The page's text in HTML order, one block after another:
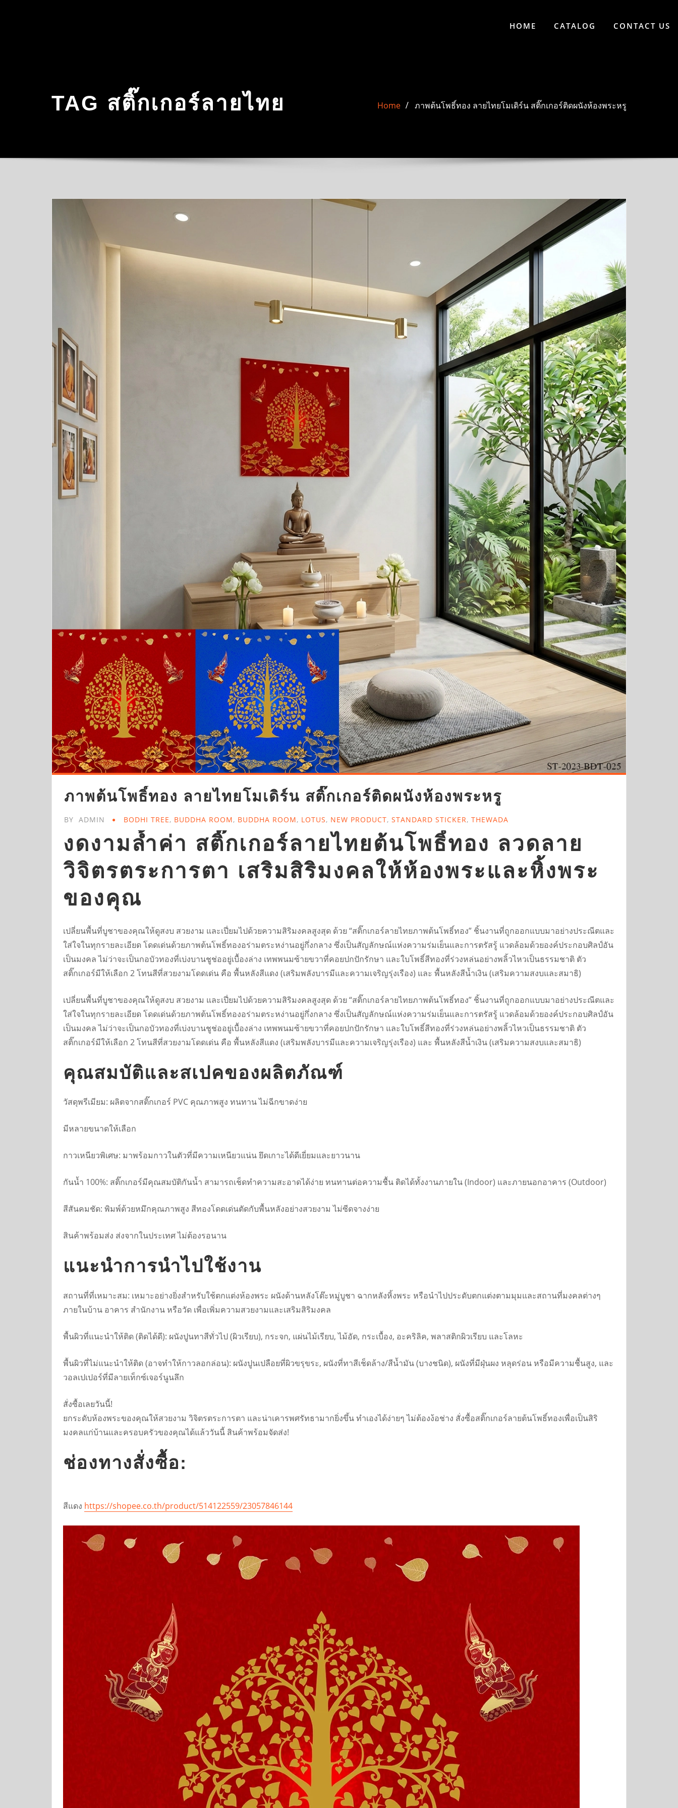
HOME CATALOG CONTACT US
TAG สติ๊กเกอร์ลายไทย Home ภาพต้นโพธิ์ทอง ลายไทยโมเดิร์น สติ๊กเกอร์ติดผนังห้องพระหรู
ภาพต้นโพธิ์ทอง ลายไทยโมเดิร์น สติ๊กเกอร์ติดผนังห้องพระหรู
BY ADMIN BODHI TREE, BUDDHA ROOM, BUDDHA ROOM, LOTUS, NEW PRODUCT,STANDARD STICKER,THEWADA
งดงามล้ำค่า สติ๊กเกอร์ลายไทยต้นโพธิ์ทอง ลวดลาย
วิจิตรตระการตา เสริมสิริมงคลให้ห้องพระและหิ้งพระ
ของคุณ
เปลี่ยนพื้นที่บูชาของคุณให้ดูสงบ สวยงาม และเปี่ยมไปด้วยความสิริมงคลสูงสุด ด้วย “สติ๊กเกอร์ลายไทยภาพต้นโพธิ์ทอง” ชิ้นงานที่ถูกออกแบบมาอย่างประณีตและ
ใส่ใจในทุกรายละเอียด โดดเด่นด้วยภาพต้นโพธิ์ทองอร่ามตระหง่านอยู่กึ่งกลาง ซึ่งเป็นสัญลักษณ์แห่งความร่มเย็นและการตรัสรู้ แวดล้อมด้วยองค์ประกอบศิลป์อัน
เป็นมงคล ไม่ว่าจะเป็นกอบัวทองที่เบ่งบานชูช่ออยู่เบื้องล่าง เทพพนมซ้ายขวาที่คอยปกปักรักษา และใบโพธิ์สีทองที่ร่วงหล่นอย่างพลิ้วไหวเป็นธรรมชาติ ตัว
สติ๊กเกอร์มีให้เลือก 2 โทนสีที่สวยงามโดดเด่น คือ พื้นหลังสีแดง (เสริมพลังบารมีและความเจริญรุ่งเรือง) และ พื้นหลังสีน้ำเงิน (เสริมความสงบและสมาธิ)
เปลี่ยนพื้นที่บูชาของคุณให้ดูสงบ สวยงาม และเปี่ยมไปด้วยความสิริมงคลสูงสุด ด้วย “สติ๊กเกอร์ลายไทยภาพต้นโพธิ์ทอง” ชิ้นงานที่ถูกออกแบบมาอย่างประณีตและ
ใส่ใจในทุกรายละเอียด โดดเด่นด้วยภาพต้นโพธิ์ทองอร่ามตระหง่านอยู่กึ่งกลาง ซึ่งเป็นสัญลักษณ์แห่งความร่มเย็นและการตรัสรู้ แวดล้อมด้วยองค์ประกอบศิลป์อัน
เป็นมงคล ไม่ว่าจะเป็นกอบัวทองที่เบ่งบานชูช่ออยู่เบื้องล่าง เทพพนมซ้ายขวาที่คอยปกปักรักษา และใบโพธิ์สีทองที่ร่วงหล่นอย่างพลิ้วไหวเป็นธรรมชาติ ตัว
สติ๊กเกอร์มีให้เลือก 2 โทนสีที่สวยงามโดดเด่น คือ พื้นหลังสีแดง (เสริมพลังบารมีและความเจริญรุ่งเรือง) และ พื้นหลังสีน้ำเงิน (เสริมความสงบและสมาธิ)
คุณสมบัติและสเปคของผลิตภัณฑ์
วัสดุพรีเมียม: ผลิตจากสติ๊กเกอร์ PVC คุณภาพสูง ทนทาน ไม่ฉีกขาดง่าย
มีหลายขนาดให้เลือก
กาวเหนียวพิเศษ: มาพร้อมกาวในตัวที่มีความเหนียวแน่น ยึดเกาะได้ดีเยี่ยมและยาวนาน
กันน้ำ 100%: สติ๊กเกอร์มีคุณสมบัติกันน้ำ สามารถเช็ดทำความสะอาดได้ง่าย ทนทานต่อความชื้น ติดได้ทั้งงานภายใน (Indoor) และภายนอกอาคาร (Outdoor)
สีสันคมชัด: พิมพ์ด้วยหมึกคุณภาพสูง สีทองโดดเด่นตัดกับพื้นหลังอย่างสวยงาม ไม่ซีดจางง่าย
สินค้าพร้อมส่ง ส่งจากในประเทศ ไม่ต้องรอนาน
แนะนำการนำไปใช้งาน
สถานที่ที่เหมาะสม: เหมาะอย่างยิ่งสำหรับใช้ตกแต่งห้องพระ ผนังด้านหลังโต๊ะหมู่บูชา ฉากหลังหิ้งพระ หรือนำไปประดับตกแต่งตามมุมและสถานที่มงคลต่างๆ
ภายในบ้าน อาคาร สำนักงาน หรือวัด เพื่อเพิ่มความสวยงามและเสริมสิริมงคล
พื้นผิวที่แนะนำให้ติด (ติดได้ดี): ผนังปูนทาสีทั่วไป (ผิวเรียบ), กระจก, แผ่นไม้เรียบ, ไม้อัด, กระเบื้อง, อะคริลิค, พลาสติกผิวเรียบ และโลหะ
พื้นผิวที่ไม่แนะนำให้ติด (อาจทำให้กาวลอกล่อน): ผนังปูนเปลือยที่ผิวขรุขระ, ผนังที่ทาสีเช็ดล้าง/สีน้ำมัน (บางชนิด), ผนังที่มีฝุ่นผง หลุดร่อน หรือมีความชื้นสูง, และ
วอลเปเปอร์ที่มีลายเท็กซ์เจอร์นูนลึก
สั่งซื้อเลยวันนี้!
ยกระดับห้องพระของคุณให้สวยงาม วิจิตรตระการตา และน่าเคารพศรัทธามากยิ่งขึ้น ทำเองได้ง่ายๆ ไม่ต้องง้อช่าง สั่งซื้อสติ๊กเกอร์ลายต้นโพธิ์ทองเพื่อเป็นสิริ
มงคลแก่บ้านและครอบครัวของคุณได้แล้ววันนี้ สินค้าพร้อมจัดส่ง!
ช่องทางสั่งซื้อ:
สีแดง https://shopee.co.th/product/514122559/23057846144